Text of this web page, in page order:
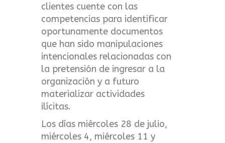
clientes cuente con las
competencias para identificar
oportunamente documentos
que han sido manipulaciones
intencionales relacionadas con
la pretensión de ingresar a la
organización y a futuro
materializar actividades
ilícitas.
Los días miércoles 28 de julio,
miércoles 4, miércoles 11 y